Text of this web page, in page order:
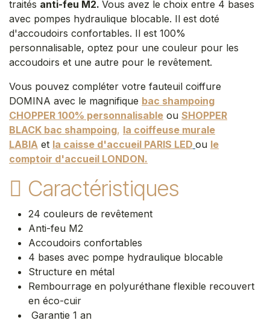
traités anti-feu M2. Vous avez le choix entre 4 bases
avec pompes hydraulique blocable. Il est doté
d'accoudoirs confortables. Il est 100%
personnalisable, optez pour une couleur pour les
accoudoirs et une autre pour le revêtement.
Vous pouvez compléter votre fauteuil coiffure
DOMINA avec le magnifique bac shampoing
CHOPPER 100% personnalisable ou SHOPPER
BLACK bac shampoing, la coiffeuse murale
LABIA et la caisse d'accueil PARIS LED ou le
comptoir d'accueil LONDON.
Caractéristiques
24 couleurs de revêtement
Anti-feu M2
Accoudoirs confortables
4 bases avec pompe hydraulique blocable
Structure en métal
Rembourrage en polyuréthane flexible recouvert
en éco-cuir
Garantie 1 an